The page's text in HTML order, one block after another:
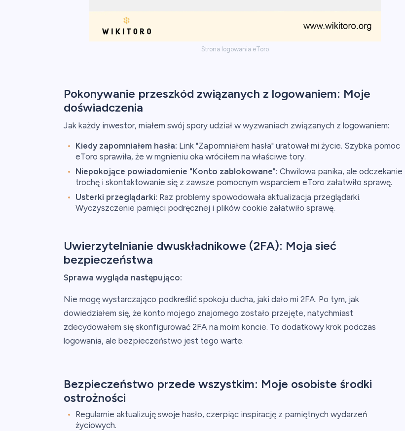
Strona logowania eToro
Pokonywanie przeszkód związanych z logowaniem: Moje
doświadczenia
Jak każdy inwestor, miałem swój spory udział w wyzwaniach związanych z logowaniem:
Kiedy zapomniałem hasła: Link "Zapomniałem hasła" uratował mi życie. Szybka pomoc
eToro sprawiła, że w mgnieniu oka wróciłem na właściwe tory.
Niepokojące powiadomienie "Konto zablokowane": Chwilowa panika, ale odczekanie
trochę i skontaktowanie się z zawsze pomocnym wsparciem eToro załatwiło sprawę.
Usterki przeglądarki: Raz problemy spowodowała aktualizacja przeglądarki.
Wyczyszczenie pamięci podręcznej i plików cookie załatwiło sprawę.
Uwierzytelnianie dwuskładnikowe (2FA): Moja sieć
bezpieczeństwa
Sprawa wygląda następująco:
Nie mogę wystarczająco podkreślić spokoju ducha, jaki dało mi 2FA. Po tym, jak
dowiedziałem się, że konto mojego znajomego zostało przejęte, natychmiast
zdecydowałem się skonfigurować 2FA na moim koncie. To dodatkowy krok podczas
logowania, ale bezpieczeństwo jest tego warte.
Bezpieczeństwo przede wszystkim: Moje osobiste środki
ostrożności
Regularnie aktualizuję swoje hasło, czerpiąc inspirację z pamiętnych wydarzeń
życiowych.